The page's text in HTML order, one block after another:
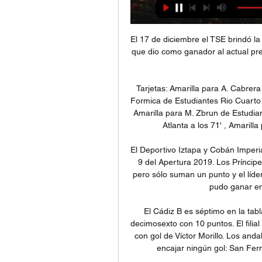
El 17 de diciembre el TSE brindó la declaratoria oficial de las elecciones generales, en las que dio como ganador al actual presidente con el 42,95 por ciento de los votos, frente al 41,42 por.

Tarjetas: Amarilla para A. Cabrera de Estudiantes Rio Cuarto a los 8' , Amarilla para L. Formica de Estudiantes Rio Cuarto a los 18' , Amarilla para J. Valdez de Atlanta a los 54' , Amarilla para M. Zbrun de Estudiantes Rio Cuarto a los 67' , Amarilla para M. Molina de Atlanta a los 71' , Amarilla para I. Hesar de Estudiantes Rio Cuarto a los.

El Deportivo Iztapa y Cobán Imperial empataron 0-0 en el estadio El Morón por la jornada 9 del Apertura 2019. Los Príncipes Azules pudieron haber salido líderes de Escuintla, pero sólo suman un punto y el líder será Municipal, al menos por una jornada. Iztapa no pudo ganar en casa y se complica el futuro […]

El Cádiz B es séptimo en la tabla con 16 puntos, mientras que el UCAM Murcia es decimosexto con 10 puntos. El filial del Cádiz viene de ganar (1-0) al Villarrobledo en casa con gol de Víctor Morillo. Los andaluces suman tres victorias consecutivas en Liga y sin encajar ningún gol: San Fernando (1-0), Talavera (0-2) y Villarrobledo (1-0).

Entérate del cual fue el resultado del partido entre Lanús y Godoy Cruz por la fecha 11 (Foto: Twitter) Hoy viernes 10 de octubre se llevó a cabo el partido correspondiente a la fecha 11 del Torneo Apertura 2014 entre Lanús y Godoy Cruz.

Final del partido, Numancia 0, Real Zaragoza 1. Final segunda parte, Numancia 0, Real Zaragoza 1. // Min. 90'+6' Fuera de juego, Numancia. Mohamed Sanhaji intentó un pase en profundidad pero Adrián Castellano estaba en posición de fuera de juego.

LDU Quito sub-19 Universidad Catolica del Ecuador sub-19 Deportivo Cuenca sub-19 Delfín SC sub-19 Independiente del Valle sub-19 El Nacional sub-19 Barcelona SC sub-19 SD Aucas sub-19 Emelec sub-19 Mushuc Runa U19 Fuerza Amarilla sub-19 River Plate sub-19 Macara sub-19 Deportivo Cuenca - …

Estudiantes, Monagas, Deportivo La Guaira, Táchira, Trujillanos, Deportivo Lara, Zamora y Caracas jugarán los cuartos de final. El puntero Monagas derrotó 1-0 a Táchira El único líder venció a uno de los candidatos y amplió su ventaja en el campeonato venezolano.

Baloncesto - Finlandia: resultados de Helsinki Seagulls resultados, partidos y detalles de partidos. Utilizamos cookies y otras tecnologías para mejorar su experiencia en este sitio web. Al continuar navegando, usted acepta nuestro uso de estas tecnologías.

Los jugadores del Once Caldas conocen al Deportivo Santaní, el rival que tendrán mañana en el Palogrande. Le valoran la velocidad que tiene para atacar y el juego aéreo por la pelota parada. Sin embargo, esperan contrarrestar esas fortalezas y aprovechar el gol visitante, tras el empate 1-1 en Asunción (Paraguay), para superar la primera fase de la Copa Sudamericana.

RCD Mallorca | Web Oficial 14. Villarreal CF. 19 ; 15. RCD Mallorca. 18 ; 16. Sevilla FC. 16 ; 17. RC Celta. 16 ...

España, que viene de ganar a Francia en un 2 a 1, se enfrentará en octavos de final del Mundial Sub 20 Turquía 2013, contra México vencedor ante Mali 4-1. México vs España en vivo, México vs España en vivo gratis online, México vs España online, Mundial Sub 20 Turquía 2013, Mundial Sub 20

RCD Mallorca vs RC Celta de Vigo LaLiga: Transmisión de radio en vivo y en directo hoy. Escuche la LaLiga en directo. El partido RCD Mallorca vs RC Celta de Vigo comenzará el 13 de enero de ...

Celta de Vigo: marcadores en directo, resultados y partidos Próximos. ESPAÑALaLiga EA Sports. Mallorca. Celta de Vigo. 13.01. 07:15. ESPAÑACopa del Rey. Valencia. Celta de Vigo. 17.01. 11:00. ESPAÑALaLiga EA Sports.

Más información sobre el evento El Nacional vs Macará que podrás ver por internet totalmente gratis. Desde las 23:00 horas del sábado 7 de octubre